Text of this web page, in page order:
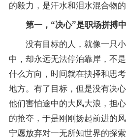
的毅力，是汗水和泪水混合物的
第一，“决心”是职场拼搏中
没有目标的人，就像一只小
中，却永远无法停泊靠岸，不
什么方向，时间就在抉择和思
地方。有了目标，但是没有决
他们害怕途中的大风大浪，担
的抢夺，于是刚刚扬起前进的
宁愿放弃对一无所知世界的探